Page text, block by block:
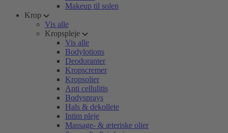
Makeup til solen
Krop
Vis alle
Kropspleje
Vis alle
Bodylotions
Deodoranter
Kropscremer
Kropsolier
Anti cellulitis
Bodysprays
Hals & dekollete
Intim pleje
Massage- & æteriske olier